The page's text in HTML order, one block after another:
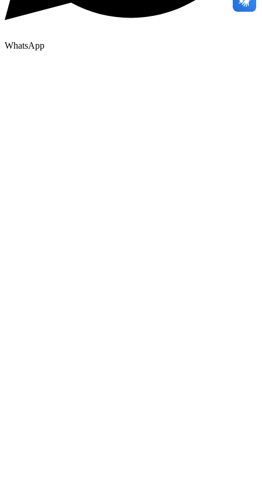
WhatsApp